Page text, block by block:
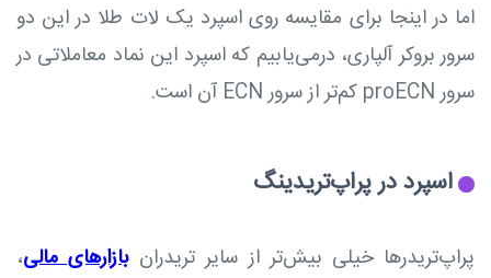
اما در اینجا برای مقایسه روی اسپرد یک لات طلا در این دو
سرور بروکر آلپاری، درمی‌یابیم که اسپرد این نماد معاملاتی در
سرور proECN کم‌تر از سرور ECN آن است.
اسپرد در پراپ‌تریدینگ
پراپ‌تریدرها خیلی بیش‌تر از سایر تریدرانبازارهای مالی،